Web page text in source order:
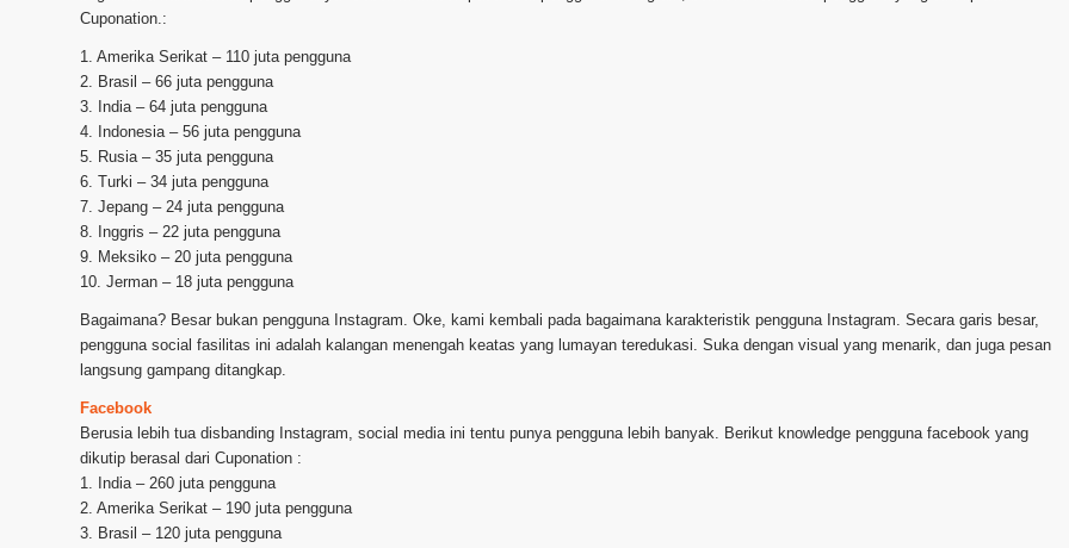
Cuponation.:
1. Amerika Serikat – 110 juta pengguna
2. Brasil – 66 juta pengguna
3. India – 64 juta pengguna
4. Indonesia – 56 juta pengguna
5. Rusia – 35 juta pengguna
6. Turki – 34 juta pengguna
7. Jepang – 24 juta pengguna
8. Inggris – 22 juta pengguna
9. Meksiko – 20 juta pengguna
10. Jerman – 18 juta pengguna
Bagaimana? Besar bukan pengguna Instagram. Oke, kami kembali pada bagaimana karakteristik pengguna Instagram. Secara garis besar,
pengguna social fasilitas ini adalah kalangan menengah keatas yang lumayan teredukasi. Suka dengan visual yang menarik, dan juga pesan
langsung gampang ditangkap.
Facebook
Berusia lebih tua disbanding Instagram, social media ini tentu punya pengguna lebih banyak. Berikut knowledge pengguna facebook yang
dikutip berasal dari Cuponation :
1. India – 260 juta pengguna
2. Amerika Serikat – 190 juta pengguna
3. Brasil – 120 juta pengguna